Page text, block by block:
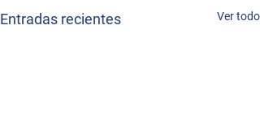
Entradas recientes Ver todo